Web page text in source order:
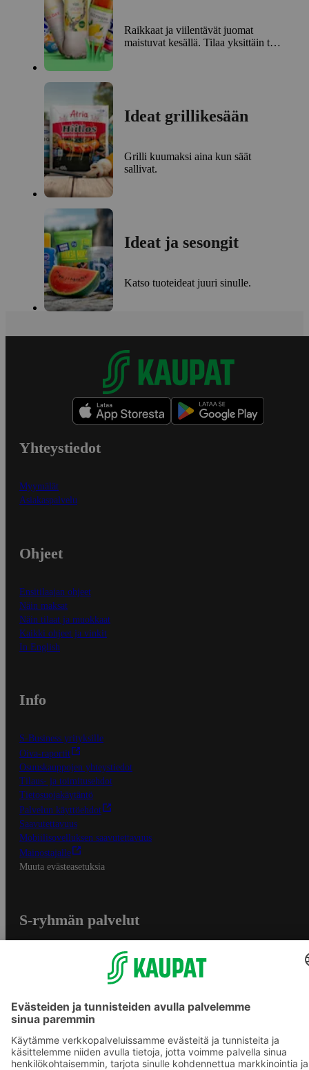
Raikkaat ja viilentävät juomat
maistuvat kesällä. Tilaa yksittäin tai
Ideat grillikesään
Grilli kuumaksi aina kun säät
sallivat.
Ideat ja sesongit
Katso tuoteideat juuri sinulle.
Yhteystiedot
Myymälät
Asiakaspalvelu
Ohjeet
Ensitilaajan ohjeet
Näin maksat
Näin tilaat ja muokkaat
Kaikki ohjeet ja vinkit
In English
Info
S-Business yrityksille
Oiva-raportit
Osuuskauppojen yhteystiedot
Tilaus- ja toimitusehdot
Tietosuojakäytäntö
Palvelun käyttöehdot
Saavutettavuus
Mobiilisovelluksen saavutettavuus
Mainostajalle
Muuta evästeasetuksia
S-ryhmän palvelut
S-ostoslista -sovellus
Prisma.fi
Sokos.fi
S-Pankki
Yhteishyvä